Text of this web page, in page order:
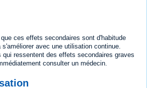
que ces effets secondaires sont d'habitude
avec une utilisation continue.
qui ressentent des effets secondaires graves
consulter un médecin.